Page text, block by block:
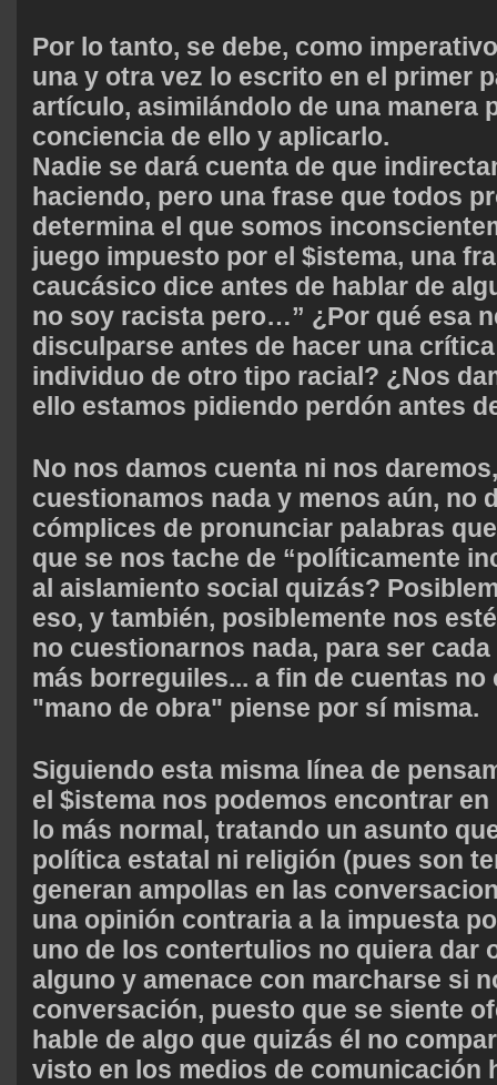
Por lo tanto, se debe, como
una y otra vez lo escrito en el primer
artículo, asimilándolo de una manera
conciencia de ello y aplicarlo.
Nadie se dará cuenta de que
haciendo, pero una frase que todos
determina el que somos
juego impuesto por el $istema, una
caucásico dice antes de hablar de
no soy racista pero…” ¿Por qué esa
disculparse antes de hacer una
individuo de otro tipo racial? ¿Nos
ello estamos pidiendo perdón antes
No nos damos cuenta ni nos
cuestionamos nada y menos aún, no
cómplices de pronunciar palabras
que se nos tache de “políticamente
al aislamiento social quizás?
eso, y también, posiblemente nos
no cuestionarnos nada, para ser
más borreguiles... a fin de cuentas no
"mano de obra" piense por sí misma.
Siguiendo esta misma línea de
el $istema nos podemos encontrar
lo más normal, tratando un asunto
política estatal ni religión (pues son
generan ampollas en las
una opinión contraria a la impuesta
uno de los contertulios no quiera dar
alguno y amenace con marcharse si
conversación, puesto que se siente
hable de algo que quizás él no
visto en los medios de comunicación